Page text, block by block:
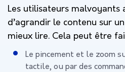
Les utilisateurs malvoyants
d’agrandir le contenu sur
mieux lire. Cela peut être
Le pincement et le zoom
tactile, ou par des